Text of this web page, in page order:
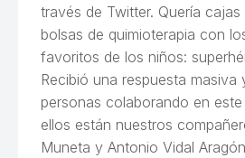
través de Twitter. Quería
bolsas de quimioterapia con
favoritos de los niños:
Recibió una respuesta
personas colaborando en
ellos están nuestros
Muneta y Antonio Vidal